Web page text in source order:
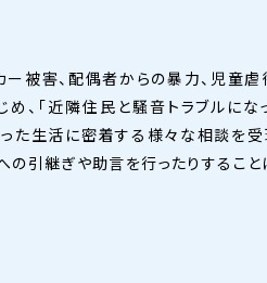
ー被害、配偶者からの暴力、児童
め、「近隣住民と騒音トラブルにな
った生活に密着する様々な相談を受
の引継ぎや助言を行ったりすること